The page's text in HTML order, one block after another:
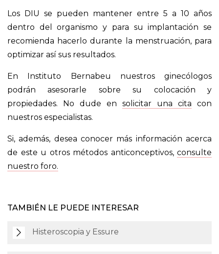
Los DIU se pueden mantener entre 5 a 10 años
dentro del organismo y para su implantación se
recomienda hacerlo durante la menstruación, para
optimizar así sus resultados.
En Instituto Bernabeu nuestros ginecólogos
podrán asesorarle sobre su colocación y
propiedades. No dude en solicitar una cita con
nuestros especialistas.
Si, además, desea conocer más información acerca
de este u otros métodos anticonceptivos, consulte
nuestro foro.
TAMBIÉN LE PUEDE INTERESAR
Histeroscopia y Essure